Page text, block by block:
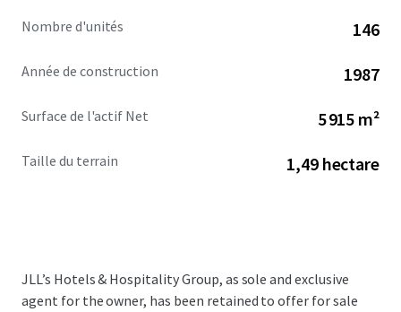
Nombre d'unités 146
Année de construction 1987
Surface de l'actif Net 5 915 m²
Taille du terrain 1,49 hectare
JLL’s Hotels & Hospitality Group, as sole and exclusive
agent for the owner, has been retained to offer for sale